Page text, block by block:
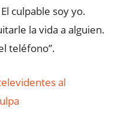
El culpable soy yo.
la vida a alguien.
teléfono”.
al